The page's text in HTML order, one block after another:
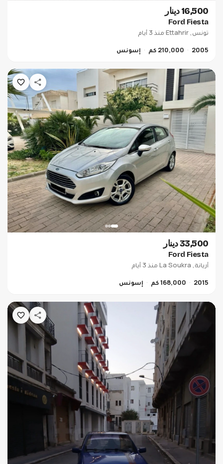
16,500 دينار
Ford Fiesta
تونس, Ettahrir
·منذ 3 أيام
2005
210,000 كم إسونس
33,500 دينار
Ford Fiesta
أريانة, La Soukra
·منذ 3 أيام
2015
168,000 كم إسونس